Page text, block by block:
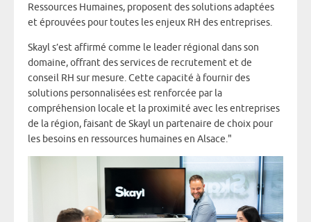
Ressources Humaines, proposent des solutions adaptées
et éprouvées pour toutes les enjeux RH des entreprises.
Skayl s’est affirmé comme le leader régional dans son
domaine, offrant des services de recrutement et de
conseil RH sur mesure. Cette capacité à fournir des
solutions personnalisées est renforcée par la
compréhension locale et la proximité avec les entreprises
de la région, faisant de Skayl un partenaire de choix pour
les besoins en ressources humaines en Alsace."